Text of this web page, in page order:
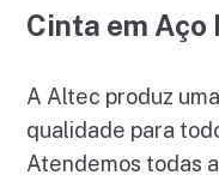
Cinta em Aço
A Altec produz
qualidade para
Atendemos todas